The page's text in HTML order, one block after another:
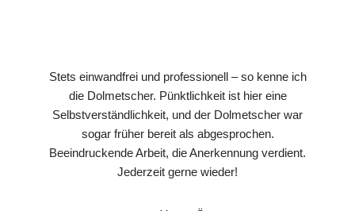
Stets einwandfrei und professionell – so kenne ich
die Dolmetscher. Pünktlichkeit ist hier eine
Selbstverständlichkeit, und der Dolmetscher war
sogar früher bereit als abgesprochen.
Beeindruckende Arbeit, die Anerkennung verdient.
Jederzeit gerne wieder!